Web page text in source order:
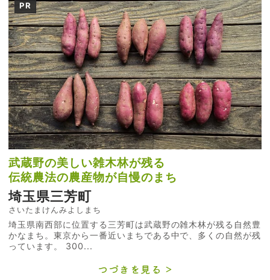
PR
武蔵野の美しい雑木林が残る
伝統農法の農産物が自慢のまち
埼玉県三芳町
さいたまけんみよしまち
埼玉県南西部に位置する三芳町は武蔵野の雑木林が残る自然豊
かなまち。東京から一番近いまちである中で、多くの自然が残
っています。 300...
つづきを見る